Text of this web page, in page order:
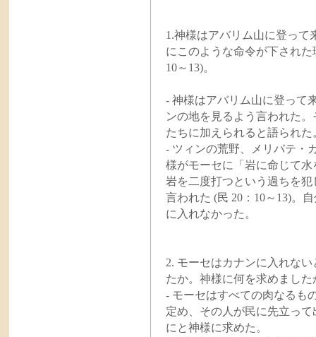
1.神様はアバリム山に登って
にこのような命令が下され
10～13)。
- 神様はアバリム山に登って
ンの地を見るよう言われた
たちに加えられると語られた
- ツィンの荒野、メリバテ・
様がモーセに「岩に命じて
岩を二度打つという過ちを
言われた (民 20：10～13)。
に入れなかった。
2. モーセはカナンに入れな
たか。神様に何を求めました
- モーセはすべての肉なるも
定め、その人が民に先立っ
にと神様に求めた。